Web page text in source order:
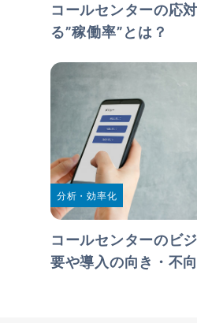
コールセンターの応
る”稼働率”とは？
分析・効率化
コールセンターのビ
要や導入の向き・不